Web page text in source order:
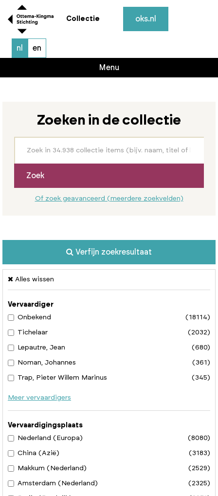
Collectie oks.nl
nl en
Menu
Zoeken in de collectie
Zoek
Of zoek geavanceerd (meerdere zoekvelden)
Verfijn zoekresultaat
Alles wissen
Vervaardiger
Onbekend
(18114)
Tichelaar (2032)
Lepautre, Jean (680)
Noman, Johannes (361)
Trap, Pieter Willem Marinus (345)
Meer vervaardigers
Vervaardigingsplaats
Nederland (Europa)
(8080)
China (Azië) (3183)
Makkum (Nederland) (2529)
Amsterdam (Nederland) (2325)